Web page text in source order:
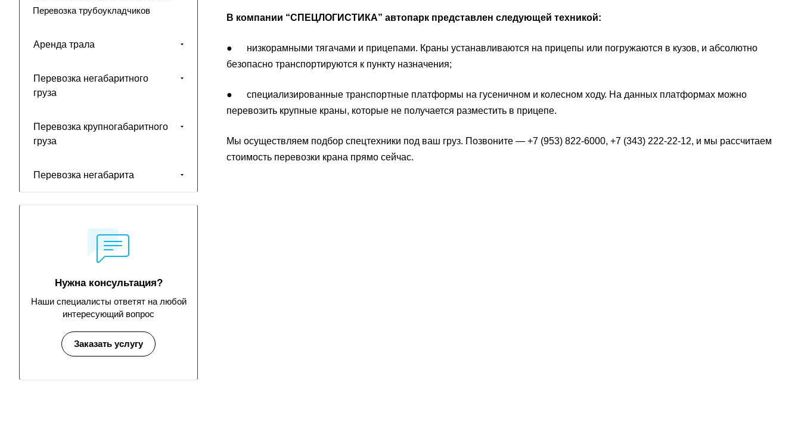
В компании “СПЕЦЛОГИСТИКА” автопарк представлен следующей техникой:
● низкорамными тягачами и прицепами. Краны устанавливаются на прицепы или погружаются в кузов, и абсолютно
безопасно транспортируются к пункту назначения;
● специализированные транспортные платформы на гусеничном и колесном ходу. На данных платформах можно
перевозить крупные краны, которые не получается разместить в прицепе.
Мы осуществляем подбор спецтехники под ваш груз. Позвоните — +7 (953) 822-6000, +7 (343) 222-22-12, и мы рассчитаем
стоимость перевозки крана прямо сейчас.
Перевозка трубоукладчиков
Аренда трала
Перевозка негабаритного
груза
Перевозка крупногабаритного
груза
Перевозка негабарита
Нужна консультация?
Наши специалисты ответят на любой
интересующий вопрос
Заказать услугу